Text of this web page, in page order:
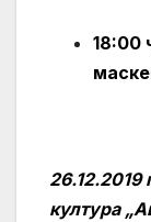
18:00
26.12.2019
култура